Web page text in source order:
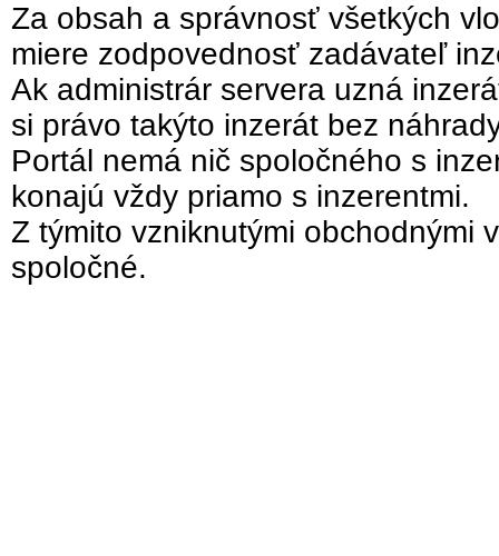
Za obsah a správnosť všetkých
miere zodpovednosť zadávateľ
Ak administrár servera uzná
si právo takýto inzerát bez
Portál nemá nič spoločného s
konajú vždy priamo s inzerentmi.
Z týmito vzniknutými obchodnými
spoločné.